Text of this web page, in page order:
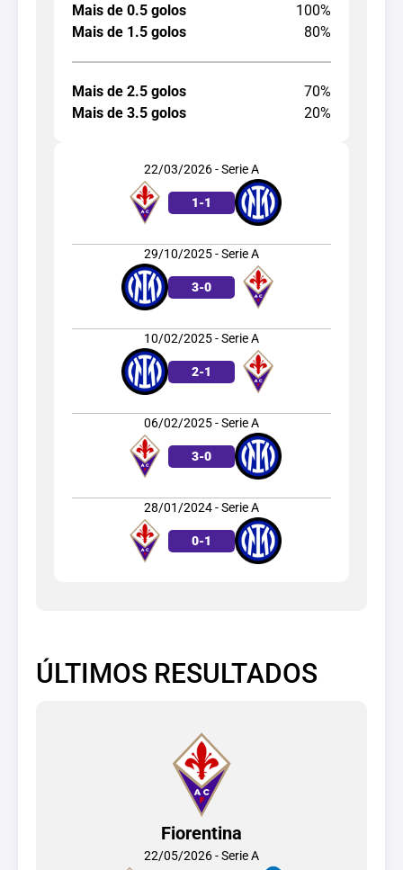
Mais de 0.5 golos
100%
Mais de 1.5 golos
80%
Mais de 2.5 golos
70%
Mais de 3.5 golos
20%
22/03/2026 - Serie A
1-1
29/10/2025 - Serie A
3-0
10/02/2025 - Serie A
2-1
06/02/2025 - Serie A
3-0
28/01/2024 - Serie A
0-1
ÚLTIMOS RESULTADOS
Fiorentina
22/05/2026 - Serie A